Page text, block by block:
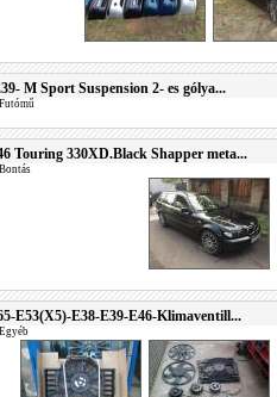
M Sport Suspension 2- es gólya...
Futómű
Touring 330XD.Black Shapper meta...
Bontás
E53(X5)-E38-E39-E46-Klimaventill...
Egyéb